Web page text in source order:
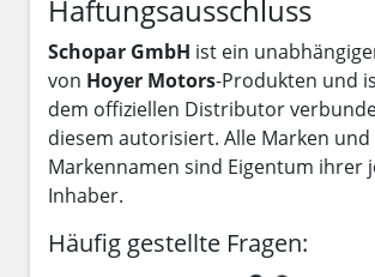
Haftungsausschluss
Schopar GmbH ist ein
von Hoyer Motors-Produkten und
dem offiziellen Distributor
diesem autorisiert. Alle Marken und
Markennamen sind Eigentum ihrer
Inhaber.
Häufig gestellte Fragen: